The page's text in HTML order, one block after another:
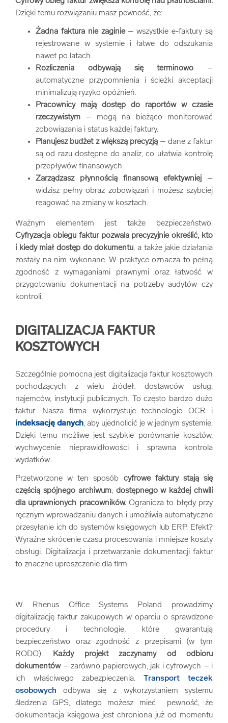
Dzięki temu rozwiązaniu masz pewność, że:
Żadna faktura nie zaginie– wszystkie e-faktury są
rejestrowane w systemie i łatwe do odszukania
nawet po latach.
Rozliczenia odbywają się terminowo –
automatyczne przypomnienia i ścieżki akceptacji
minimalizują ryzyko opóźnień.
Pracownicy mają dostęp do raportów w czasie
rzeczywistym – mogą na bieżąco monitorować
zobowiązania i status każdej faktury.
Planujesz budżet z większą precyzją – dane z faktur
są od razu dostępne do analiz, co ułatwia kontrolę
przepływów finansowych.
Zarządzasz płynnością finansową efektywniej –
widzisz pełny obraz zobowiązań i możesz szybciej
reagować na zmiany w kosztach.
Ważnym elementem jest także bezpieczeństwo.
Cyfryzacja obiegu faktur pozwala precyzyjnie określić, kto
i kiedy miał dostęp do dokumentu, a także jakie działania
zostały na nim wykonane. W praktyce oznacza to pełną
zgodność z wymaganiami prawnymi oraz łatwość w
przygotowaniu dokumentacji na potrzeby audytów czy
kontroli.
DIGITALIZACJA FAKTUR
KOSZTOWYCH
Szczególnie pomocna jest digitalizacja faktur kosztowych
pochodzących z wielu źródeł: dostawców usług,
najemców, instytucji publicznych. To często bardzo dużo
faktur. Nasza firma wykorzystuje technologie OCR i
indeksację danych, aby ujednolicić je w jednym systemie.
Dzięki temu możliwe jest szybkie porównanie kosztów,
wychwycenie nieprawidłowości i sprawna kontrola
wydatków.
Przetworzone w ten sposób cyfrowe faktury stają się
częścią spójnego archiwum, dostępnego w każdej chwili
dla uprawnionych pracowników.Ogranicza to błędy przy
ręcznym wprowadzaniu danych i umożliwia automatyczne
przesyłanie ich do systemów księgowych lub ERP. Efekt?
Wyraźne skrócenie czasu procesowania i mniejsze koszty
obsługi. Digitalizacja i przetwarzanie dokumentacji faktur
to znaczne uproszczenie dla firm.
W Rhenus Office Systems Poland prowadzimy
digitalizację faktur zakupowych w oparciu o sprawdzone
procedury i technologie, które gwarantują
bezpieczeństwo oraz zgodność z przepisami (w tym
RODO).
Każdy projekt zaczynamy od odbioru
dokumentów– zarówno papierowych, jak i cyfrowych – i
ich właściwego zabezpieczenia. Transport teczek
osobowych odbywa się z wykorzystaniem systemu
śledzenia GPS, dlatego możesz mieć pewność, że
dokumentacja księgowa jest chroniona już od momentu